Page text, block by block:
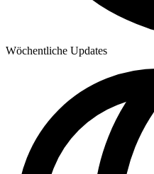
Wöchentliche Updates